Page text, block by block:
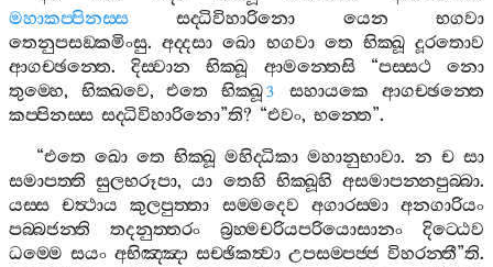
මහාකප‍්පිනස‍්ස
සද‍්ධිවිහාරිනො යෙන
භගවා
තෙනුපසඞ‍්කමිංසු.අද‍්දසා ඛො භගවා තෙ භික‍්ඛූ දූරතොව
ආගච‍්ඡන‍්තෙ.දිස‍්වාන භික‍්ඛූ ආමන‍්තෙසි“පස‍්සථ
නො
තුම‍්හෙ, භික‍්ඛවෙ,එතෙ භික‍්ඛූ3 සහායකෙ
ආගච‍්ඡන‍්තෙ
කප‍්පිනස‍්ස සද‍්ධිවිහාරිනො”ති? “එවං, භන‍්තෙ”.
“එතෙ ඛො තෙ භික‍්ඛූ මහිද‍්ධිකා මහානුභාවා. න ච සා
සමාපත‍්ති සුලභරූපා,යා තෙහි භික‍්ඛූහි අසමාපන‍්නපුබ‍්බා.
යස‍්ස චත්‍ථාය කුලපුත‍්තා සම‍්මදෙව අගාරස‍්මා අනගාරියං
පබ‍්බජන‍්ති
තදනුත‍්තරං බ්‍රහ‍්මචරියපරියොසානං
දිට‍්ඨෙව
ධම‍්මෙ සයං අභිඤ‍්ඤා සච‍්ඡිකත්‍වා උපසම‍්පජ‍්ජ විහරන‍්තී”ති.